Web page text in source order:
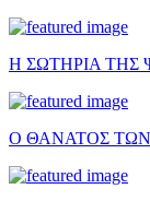
Η ΣΩΤΗΡΙΑ ΤΗΣ
Ο ΘΑΝΑΤΟΣ